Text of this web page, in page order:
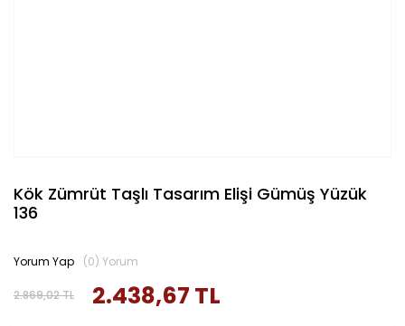
Kök Zümrüt Taşlı Tasarım Elişi Gümüş Yüzük
136
2.869,02 TL 2.438,67 TL
Yorum Yap (0) Yorum